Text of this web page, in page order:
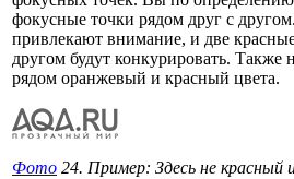
фокусные точки рядом друг с
привлекают внимание, и две
другом будут конкурировать. Также
рядом оранжевый и красный цвета.
Фото 24. Пример: Здесь не красный